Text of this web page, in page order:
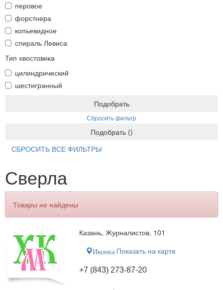
перовое
форстнера
копьевидное
спираль Левиса
Тип хвостовика
цилиндрический
шестигранный
Подобрать
Сбросить фильтр
Подобрать ()
СБРОСИТЬ ВСЕ ФИЛЬТРЫ
Сверла
Товары не найдены
Казань, Журналистов, 101
Иконка Показать на карте
+7 (843) 273-87-20